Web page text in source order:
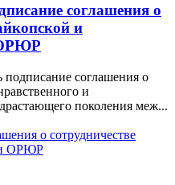
соглашения о
и
ОРЮР
подписание соглашения о
и
поколения меж...